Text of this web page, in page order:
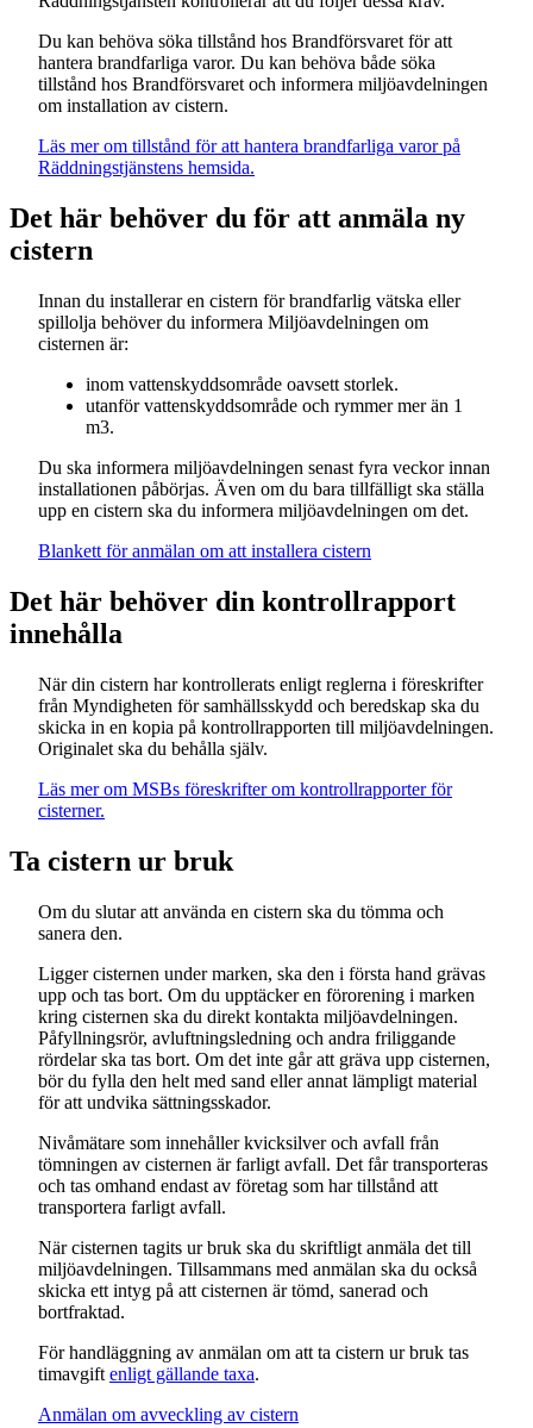
Du kan behöva söka tillstånd hos Brandförsvaret för att
hantera brandfarliga varor. Du kan behöva både söka
tillstånd hos Brandförsvaret och informera miljöavdelningen
om installation av cistern.
Läs mer om tillstånd för att hantera brandfarliga varor på
Räddningstjänstens hemsida.
Det här behöver du för att anmäla ny
cistern
Innan du installerar en cistern för brandfarlig vätska eller
spillolja behöver du informera Miljöavdelningen om
cisternen är:
inom vattenskyddsområde oavsett storlek.
utanför vattenskyddsområde och rymmer mer än 1
m3.
Du ska informera miljöavdelningen senast fyra veckor innan
installationen påbörjas. Även om du bara tillfälligt ska ställa
upp en cistern ska du informera miljöavdelningen om det.
Blankett för anmälan om att installera cistern
Det här behöver din kontrollrapport
innehålla
När din cistern har kontrollerats enligt reglerna i föreskrifter
från Myndigheten för samhällsskydd och beredskap ska du
skicka in en kopia på kontrollrapporten till miljöavdelningen.
Originalet ska du behålla själv.
Läs mer om MSBs föreskrifter om kontrollrapporter för
cisterner.
Ta cistern ur bruk
Om du slutar att använda en cistern ska du tömma och
sanera den.
Ligger cisternen under marken, ska den i första hand grävas
upp och tas bort. Om du upptäcker en förorening i marken
kring cisternen ska du direkt kontakta miljöavdelningen.
Påfyllningsrör, avluftningsledning och andra friliggande
rördelar ska tas bort. Om det inte går att gräva upp cisternen,
bör du fylla den helt med sand eller annat lämpligt material
för att undvika sättningsskador.
Nivåmätare som innehåller kvicksilver och avfall från
tömningen av cisternen är farligt avfall. Det får transporteras
och tas omhand endast av företag som har tillstånd att
transportera farligt avfall.
När cisternen tagits ur bruk ska du skriftligt anmäla det till
miljöavdelningen. Tillsammans med anmälan ska du också
skicka ett intyg på att cisternen är tömd, sanerad och
bortfraktad.
För handläggning av anmälan om att ta cistern ur bruk tas
timavgift enligt gällande taxa.
Anmälan om avveckling av cistern